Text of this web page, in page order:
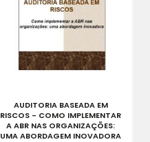
AUDITORIA BASEADA EM
RISCOS - COMO IMPLEMENTAR
A ABR NAS ORGANIZAÇÕES:
UMA ABORDAGEM INOVADORA